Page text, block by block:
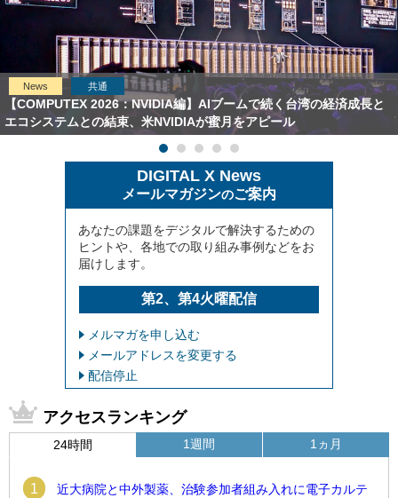
News 共通
【COMPUTEX 2026：NVIDIA編】AIブームで続く台湾の経済成長と
エコシステムとの結束、米NVIDIAが蜜月をアピール
DIGITAL X News
メールマガジンのご案内
あなたの課題をデジタルで解決するための
ヒントや、各地での取り組み事例などをお
届けします。
第2、第4火曜配信
メルマガを申し込む
メールアドレスを変更する
配信停止
アクセスランキング
24時間
1
近大病院と中外製薬、治験参加者組み入れに電子カルテ
1週間 1ヵ月